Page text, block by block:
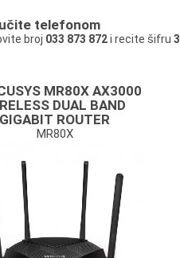
telefonom
broj 033 873 872i recite šifru
MR80X AX3000
DUAL BAND
GIGABIT ROUTER
MR80X